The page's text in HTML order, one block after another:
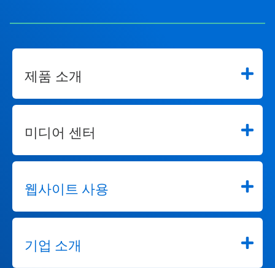
제품 소개
미디어 센터
웹사이트 사용
기업 소개